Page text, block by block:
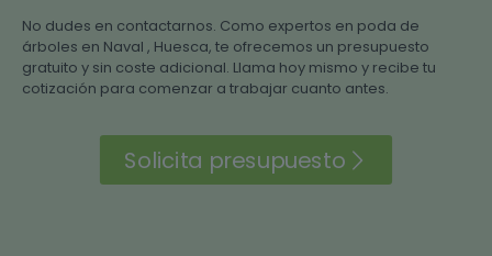
No dudes en contactarnos. Como expertos en poda de
árboles en Naval , Huesca, te ofrecemos un presupuesto
gratuito y sin coste adicional. Llama hoy mismo y recibe tu
cotización para comenzar a trabajar cuanto antes.
Solicita presupuesto